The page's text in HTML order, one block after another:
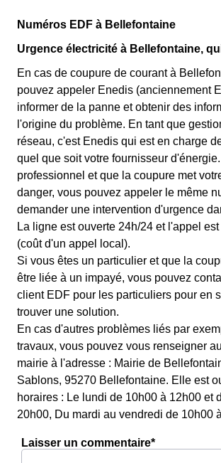
Numéros EDF à Bellefontaine
Urgence électricité à Bellefontaine,
En cas de coupure de courant à
pouvez appeler Enedis (anciennement
informer de la panne et obtenir des
l'origine du problème. En tant que
réseau, c'est Enedis qui est en charge
quel que soit votre fournisseur
professionnel et que la coupure met
danger, vous pouvez appeler le même
demander une intervention d'urgence
La ligne est ouverte 24h/24 et l'appel
(coût d'un appel local).
Si vous êtes un particulier et que la
être liée à un impayé, vous pouvez
client EDF pour les particuliers pour en
trouver une solution.
En cas d'autres problèmes liés par
travaux, vous pouvez vous renseigner
mairie à l'adresse : Mairie de
Sablons, 95270 Bellefontaine. Elle est
horaires : Le lundi de 10h00 à 12h00 et
20h00, Du mardi au vendredi de 10h00
Laisser un commentaire*